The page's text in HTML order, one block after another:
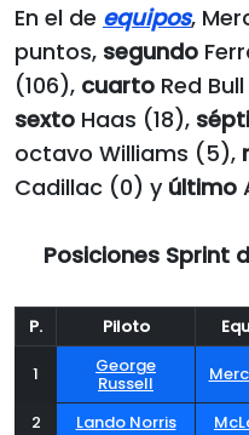
En el de equipos,
puntos, segundo
(106), cuarto Red
sexto Haas (18),
octavo Williams (5),
Cadillac (0) y último
Posiciones Sprint
P. Piloto
1 George
Russell
2 Lando Norris